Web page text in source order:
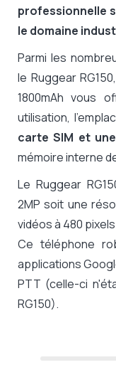
professionnelle
le domaine
Parmi les
le Ruggear
1800mAh vous
utilisation,
carte SIM et
mémoire interne
Le Ruggear
2MP soit une
vidéos à 480
Ce téléphone
applications
PTT (celle-ci
RG150).